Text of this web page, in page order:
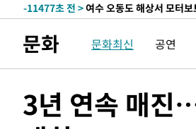
-7704초 전 > 극한폭염 한풀 꺾이지만…'
-3239초 전 >
[속보]'압수수색·성접대
2시간 전 >'최고 37도' 폭염 지속…강원
-28804초 전 >낮 최고 35도 '무더위'…동
-28074초 전 >
문화 문화최신 공연
3년 연속 매진